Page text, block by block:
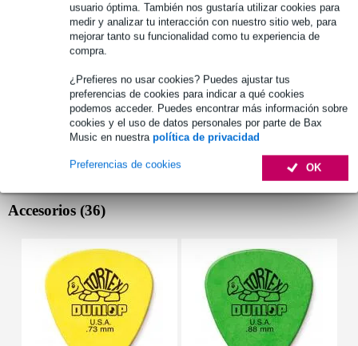
usuario óptima. También nos gustaría utilizar cookies para
medir y analizar tu interacción con nuestro sitio web, para
mejorar tanto su funcionalidad como tu experiencia de
compra.
¿Prefieres no usar cookies? Puedes ajustar tus
preferencias de cookies para indicar a qué cookies
podemos acceder. Puedes encontrar más información sobre
cookies y el uso de datos personales por parte de Bax
Music en nuestra política de privacidad
OK
Preferencias de cookies
Accesorios (36)